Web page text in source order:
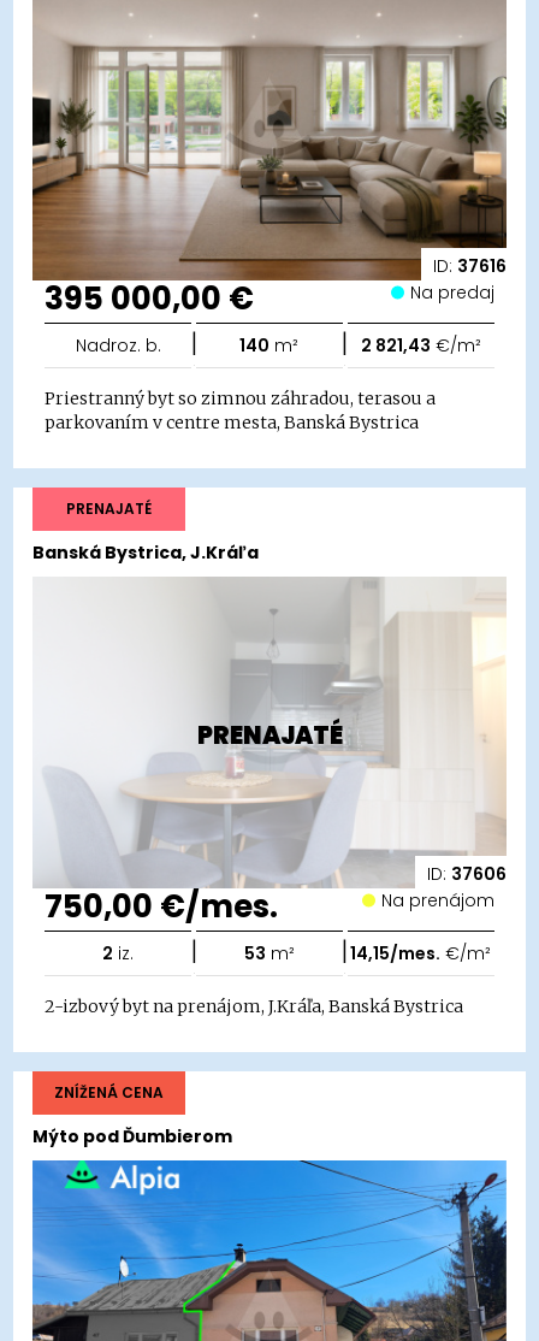
ID: 37616
395 000,00 € Na predaj
Nadroz. b. | 140 m² | 2 821,43 €/m²
Priestranný byt so zimnou záhradou, terasou a
parkovaním v centre mesta, Banská Bystrica
PRENAJATÉ
ID: 37606
Banská Bystrica, J.Kráľa
PRENAJATÉ
750,00 €/mes. Na prenájom
2 iz. | 53 m² | 14,15/mes. €/m²
2-izbový byt na prenájom, J.Kráľa, Banská Bystrica
Mýto pod Ďumbierom
ZNÍŽENÁ CENA